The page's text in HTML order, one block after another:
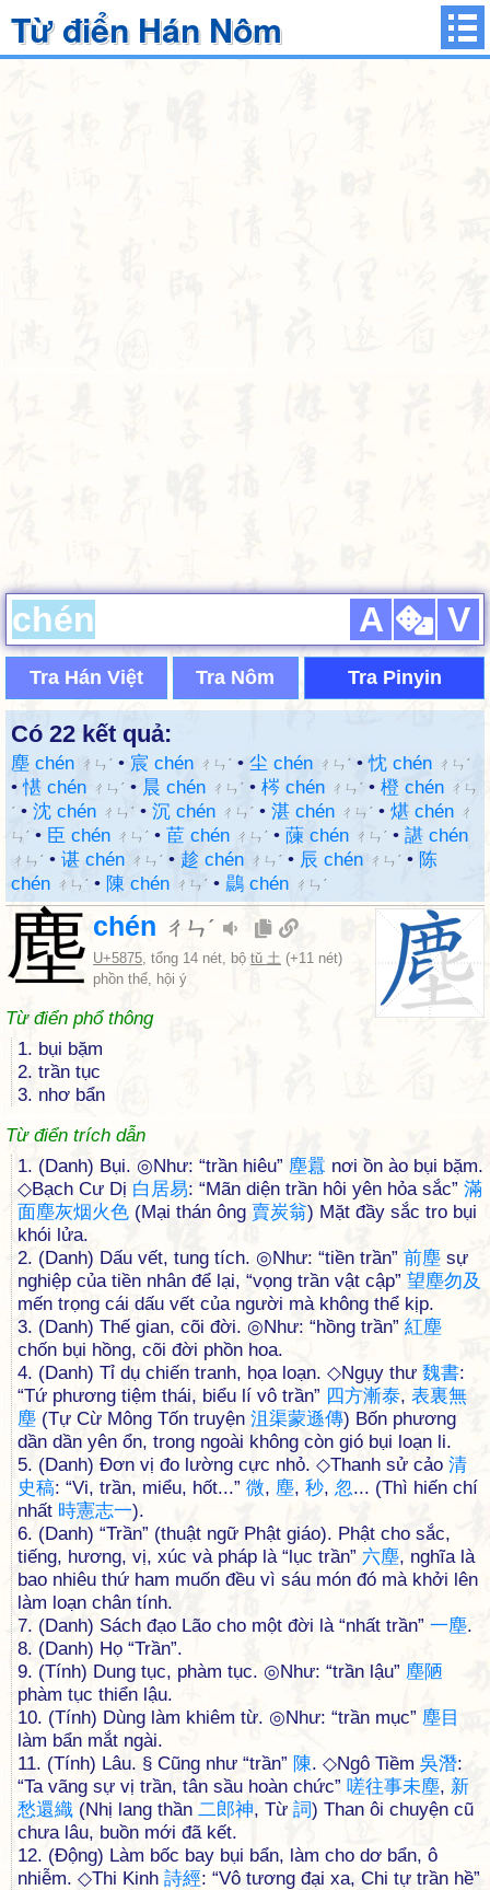
Từ điển Hán Nôm
A V
Tra Hán Việt Tra Nôm Tra Pinyin
Có 22 kết quả:
塵 chén ㄔㄣˊ • 宸 chén ㄔㄣˊ • 尘 chén ㄔㄣˊ •忱 chén ㄔㄣˊ
•愖 chén ㄔㄣˊ • 晨 chén ㄔㄣˊ • 梣 chén ㄔㄣˊ • 橙 chén ㄔㄣ
ˊ • 沈 chén ㄔㄣˊ • 沉 chén ㄔㄣˊ • 湛 chén ㄔㄣˊ • 煁 chén ㄔ
ㄣˊ • 臣 chén ㄔㄣˊ • 茞 chén ㄔㄣˊ • 蔯 chén ㄔㄣˊ • 諶 chén
ㄔㄣˊ • 谌 chén ㄔㄣˊ • 趁 chén ㄔㄣˊ • 辰 chén ㄔㄣˊ • 陈
chén ㄔㄣˊ • 陳 chén ㄔㄣˊ • 鷐 chén ㄔㄣˊ
塵 chén ㄔㄣˊ
U+5875, tổng 14 nét, bộ tǔ 土 (+11 nét)
phồn thể, hội ý
Từ điển phổ thông
1. bụi bặm
2. trần tục
3. nhơ bẩn
Từ điển trích dẫn
1. (Danh) Bụi. ◎Như: “trần hiêu” 塵囂 nơi ồn ào bụi bặm.
◇Bạch Cư Dị 白 居易: “Mãn diện trần hôi yên hỏa sắc” 滿
面塵灰烟火色 (Mại thán ông 賣炭翁) Mặt đầy sắc tro bụi
khói lửa.
2. (Danh) Dấu vết, tung tích. ◎Như: “tiền trần” 前塵 sự
nghiệp của tiền nhân để lại, “vọng trần vật cập” 望塵勿及
mến trọng cái dấu vết của người mà không thể kịp.
3. (Danh) Thế gian, cõi đời. ◎Như: “hồng trần” 紅塵
chốn bụi hồng, cõi đời phồn hoa.
4. (Danh) Tỉ dụ chiến tranh, họa loạn. ◇Ngụy thư 魏書:
“Tứ phương tiệm thái, biểu lí vô trần” 四方漸泰, 表裏無
塵 (Tự Cừ Mông Tốn truyện 沮渠蒙遜傳) Bốn phương
dần dần yên ổn, trong ngoài không còn gió bụi loạn li.
5. (Danh) Đơn vị đo lường cực nhỏ. ◇Thanh sử cảo 清
史稿: “Vi, trần, miểu, hốt...” 微, 塵, 秒, 忽... (Thì hiến chí
nhất 時憲志一).
6. (Danh) “Trần” (thuật ngữ Phật giáo). Phật cho sắc,
tiếng, hương, vị, xúc và pháp là “lục trần” 六塵, nghĩa là
bao nhiêu thứ ham muốn đều vì sáu món đó mà khởi lên
làm loạn chân tính.
7. (Danh) Sách đạo Lão cho một đời là “nhất trần” 一塵.
8. (Danh) Họ “Trần”.
9. (Tính) Dung tục, phàm tục. ◎Như: “trần lậu” 塵陋
phàm tục thiển lậu.
10. (Tính) Dùng làm khiêm từ. ◎Như: “trần mục” 塵目
làm bẩn mắt ngài.
11. (Tính) Lâu. § Cũng như “trần” 陳. ◇Ngô Tiềm 吳潛:
“Ta vãng sự vị trần, tân sầu hoàn chức” 嗟往事未塵, 新
愁還織 (Nhị lang thần 二郎神, Từ 詞) Than ôi chuyện cũ
chưa lâu, buồn mới đã kết.
12. (Động) Làm bốc bay bụi bẩn, làm cho dơ bẩn, ô
nhiễm. ◇Thi Kinh 詩經: “Vô tương đại xa, Chi tự trần hề”